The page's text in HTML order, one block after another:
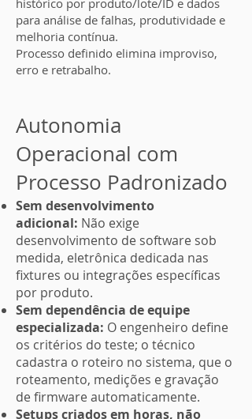
histórico por produto/lote/ID e dados
para análise de falhas, produtividade e
melhoria contínua.
Processo definido elimina improviso,
erro e retrabalho.
Autonomia
Operacional com
Processo Padronizado
Sem desenvolvimento
adicional: Não exige
desenvolvimento de software sob
medida, eletrônica dedicada nas
fixtures ou integrações específicas
por produto.
Sem dependência de equipe
especializada: O engenheiro define
os critérios do teste; o técnico
cadastra o roteiro no sistema, que o
roteamento, medições e gravação
de firmware automaticamente.
Setups criados em horas, não